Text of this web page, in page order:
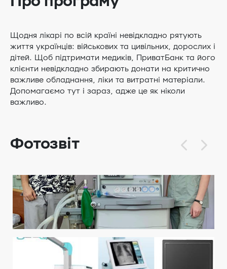
Щодня лікарі по всій країні невідкладно рятують
життя українців: військових та цивільних, дорослих і
дітей. Щоб підтримати медиків, ПриватБанк та його
клієнти невідкладно збирають донати на критично
важливе обладнання, ліки та витратні матеріали.
Допомагаємо тут і зараз, адже це як ніколи
важливо.
Фотозвіт